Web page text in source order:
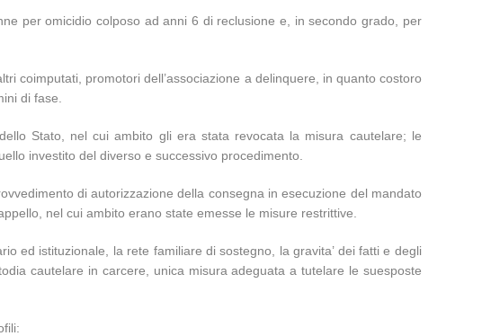
per omicidio colposo ad anni 6 di reclusione e, in secondo grado, per
coimputati, promotori dell’associazione a delinquere, in quanto costoro
di fase.
Stato, nel cui ambito gli era stata revocata la misura cautelare; le
investito del diverso e successivo procedimento.
di autorizzazione della consegna in esecuzione del mandato
nel cui ambito erano state emesse le misure restrittive.
ed istituzionale, la rete familiare di sostegno, la gravita’ dei fatti e degli
cautelare in carcere, unica misura adeguata a tutelare le suesposte